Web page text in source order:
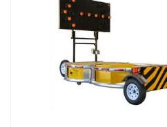
REBOQUE
internet por onde
reboque diesel
serviços , vai até o site da
Empre...